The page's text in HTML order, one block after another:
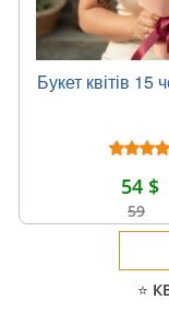
Букет квітів
54 $
59
⭐